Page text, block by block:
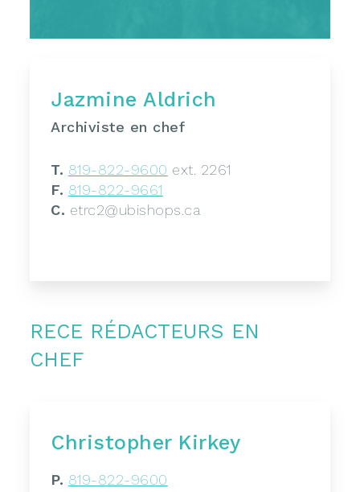
Jazmine Aldrich
Archiviste en chef
T. 819-822-9600 ext. 2261
F. 819-822-9661
C. etrc2@ubishops.ca
RECE RÉDACTEURS EN
CHEF
Christopher Kirkey
P. 819-822-9600